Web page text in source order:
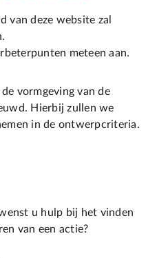
van deze website zal
meteen aan.
vormgeving van de
Hierbij zullen we
in de ontwerpcriteria.
u hulp bij het vinden
van een actie?